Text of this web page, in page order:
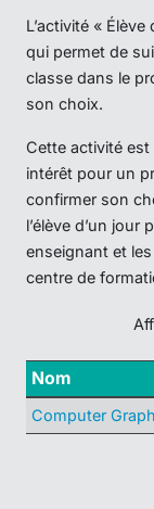
L’activité «
qui permet de
classe dans le
son choix.
Cette activité
intérêt pour un
confirmer son
l’élève d’un
enseignant et
centre de
Nom
Computer